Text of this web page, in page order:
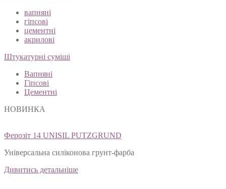
вапняні
гіпсові
цементні
акрилові
Штукатурні суміші
Вапняні
Гіпсові
Цементні
НОВИНКА
Ферозіт 14 UNISIL PUTZGRUND
Універсальна силіконова грунт-фарба
Дивитись детальніше